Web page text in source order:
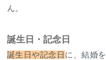
ん。
誕生日・記念日
誕生日や記念日 に、結婚